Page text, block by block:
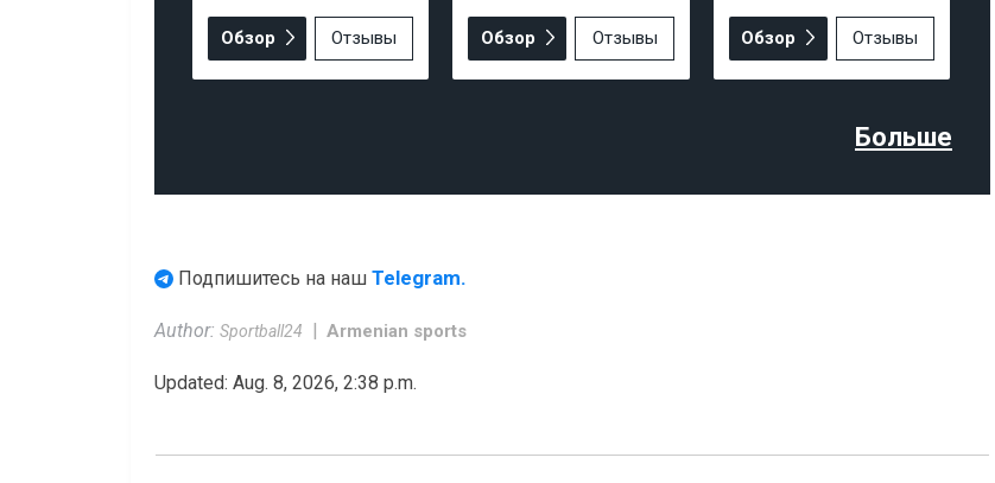
Обзор Отзывы Обзор Отзывы Обзор Отзывы
Больше
Подпишитесь на наш Telegram.
Author: Sportball24 Armenian sports
Updated: Aug. 8, 2026, 2:38 p.m.